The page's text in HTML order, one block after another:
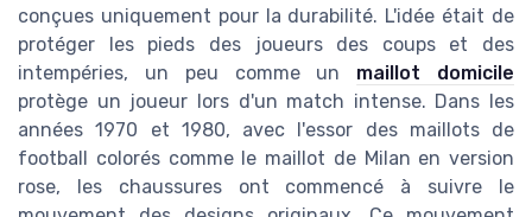
conçues uniquement pour la durabilité. L'idée était de
protéger les pieds des joueurs des coups et des
intempéries, un peu comme un maillot domicile
protège un joueur lors d'un match intense. Dans les
années 1970 et 1980, avec l'essor des maillots de
football colorés comme le maillot de Milan en version
rose, les chaussures ont commencé à suivre le